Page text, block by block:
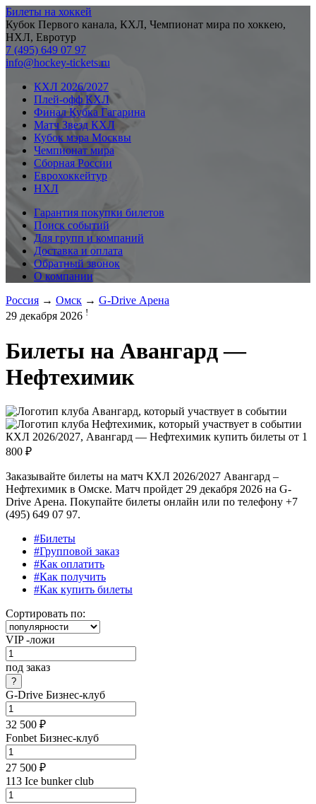
Билеты на хоккей
Кубок Первого канала, КХЛ, Чемпионат мира по хоккею,
НХЛ, Евротур
7 (495) 649 07 97
info@hockey-tickets.ru
КХЛ 2026/2027
Плей-офф КХЛ
Финал Кубка Гагарина
Матч Звезд КХЛ
Кубок мэра Москвы
Чемпионат мира
Сборная России
Еврохоккейтур
НХЛ
Гарантия покупки билетов
Поиск событий
Для групп и компаний
Доставка и оплата
Обратный звонок
О компании
Россия → Омск → G-Drive Арена
29 декабря 2026 !
Билеты на Авангард —
Нефтехимик
КХЛ 2026/2027, Авангард — Нефтехимик купить билеты от 1
800 ₽
Заказывайте билеты на матч КХЛ 2026/2027 Авангард –
Нефтехимик в Омске. Матч пройдет 29 декабря 2026 на G-
Drive Арена. Покупайте билеты онлайн или по телефону +7
(495) 649 07 97.
#Билеты
#Групповой заказ
#Как оплатить
#Как получить
#Как купить билеты
Сортировать по:
VIP -ложи
под заказ
G-Drive Бизнес-клуб
32 500 ₽
Fonbet Бизнес-клуб
27 500 ₽
113 Ice bunker club